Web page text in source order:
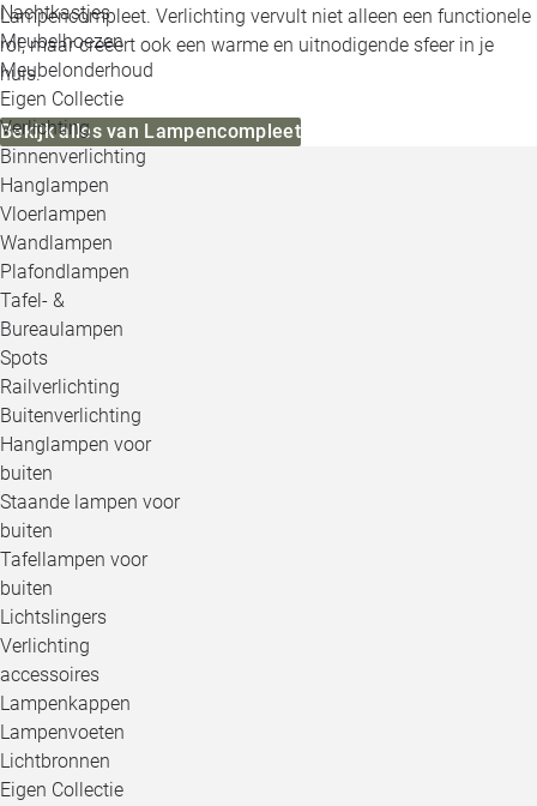
Nachtkastjes
Meubelhoezen
Meubelonderhoud
Eigen Collectie
Verlichting
Binnenverlichting
Hanglampen
Vloerlampen
Wandlampen
Plafondlampen
Tafel- &
Bureaulampen
Spots
Railverlichting
Buitenverlichting
Hanglampen voor
buiten
Staande lampen voor
buiten
Tafellampen voor
buiten
Lichtslingers
Verlichting
accessoires
Lampenkappen
Lampenvoeten
Lichtbronnen
Eigen Collectie
Lampencompleet. Verlichting vervult niet alleen een functionele
rol, maar creëert ook een warme en uitnodigende sfeer in je
huis.
Bekijk alles van Lampencompleet